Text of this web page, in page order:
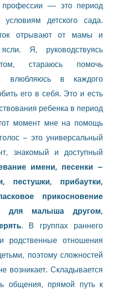
— это период
детского сада.
отрывают от мамы и
Я, руководствуясь
стараюсь помочь
влюбляюсь в каждого
его в себя. Это и есть
ребенка в период
момент мне на помощь
– это универсальный
знакомый и доступный
имени, песенки –
пестушки, прибаутки,
прикосновение
для малыша другом,
В группах раннего
родственные отношения
поэтому сложностей
возникает. Складывается
общения, прямой путь к